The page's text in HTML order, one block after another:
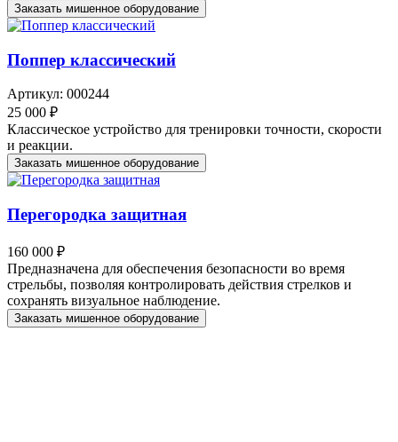
Заказать мишенное оборудование
Поппер классический
Артикул: 000244
25 000 ₽
Классическое устройство для тренировки точности, скорости
и реакции.
Заказать мишенное оборудование
Перегородка защитная
160 000 ₽
Предназначена для обеспечения безопасности во время
стрельбы, позволяя контролировать действия стрелков и
сохранять визуальное наблюдение.
Заказать мишенное оборудование